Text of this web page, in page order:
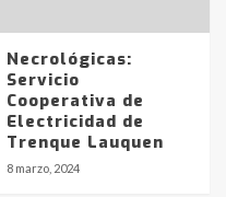
Necrológicas:
Servicio
Cooperativa de
Electricidad de
Trenque Lauquen
8 marzo, 2024